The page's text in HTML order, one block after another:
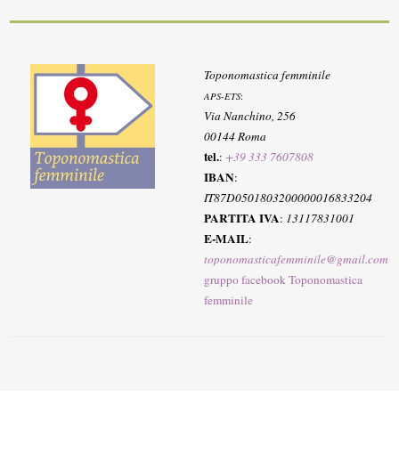
Toponomastica femminile
APS-ETS:
Via Nanchino, 256
00144 Roma
tel.:+39 333 7607808
IBAN:
IT87D0501803200000016833204
PARTITA IVA: 13117831001
E-MAIL:
toponomasticafemminile@gmail.com
gruppo facebook Toponomastica
femminile